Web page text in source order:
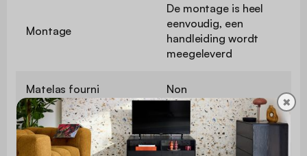
Montage
De montage is heel
eenvoudig, een
handleiding wordt
meegeleverd
Matelas fourni Non
Afmetingen 207 x 170,5 x 80cm
✖